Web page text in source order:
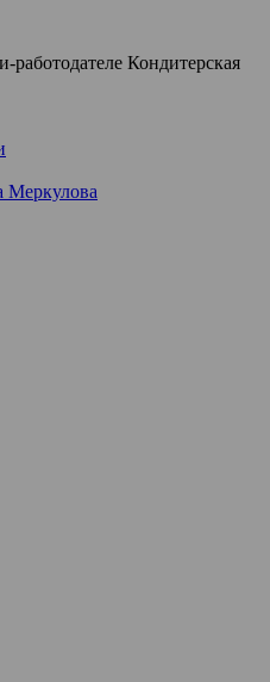
Кондитерская
Меркулова